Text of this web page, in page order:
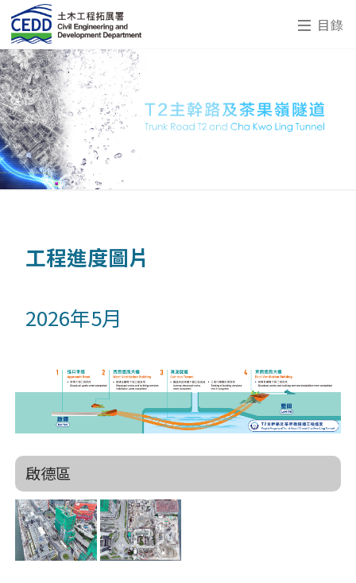
目錄
工程進度圖片
2026年5月
啟德區